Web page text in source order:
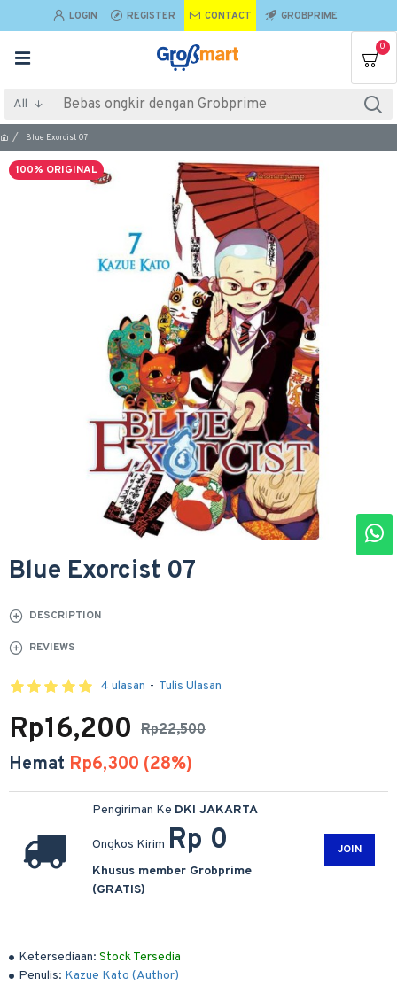
LOGIN REGISTER CONTACT GROBPRIME
0
All
Blue Exorcist 07
100% ORIGINAL
Blue Exorcist 07
DESCRIPTION
REVIEWS
Ketersediaan: Stock Tersedia
Penulis: Kazue Kato (Author)
4 ulasan - Tulis Ulasan
Rp22,500
Rp16,200
Hemat Rp6,300 (28%)
Pengiriman Ke DKI JAKARTA
Ongkos Kirim Rp 0
Khusus member Grobprime
(GRATIS)
JOIN